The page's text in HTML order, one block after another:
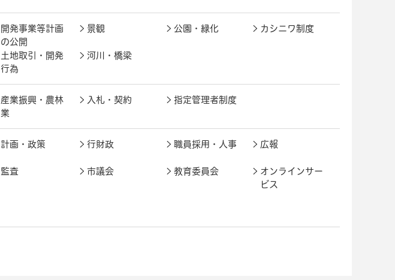
開発事業等計画
の公開
景観 公園・緑化 カシニワ制度
土地取引・開発
行為
河川・橋梁
産業振興・農林
業
入札・契約 指定管理者制度
計画・政策 行財政 職員採用・人事 広報
監査 市議会 教育委員会
オンラインサー
ビス